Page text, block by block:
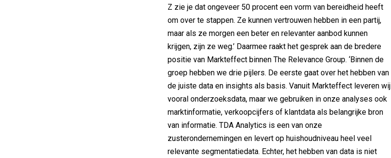
Z zie je dat ongeveer 50 procent een vorm van bereidheid heeft
om over te stappen. Ze kunnen vertrouwen hebben in een partij,
maar als ze morgen een beter en relevanter aanbod kunnen
krijgen, zijn ze weg.’ Daarmee raakt het gesprek aan de bredere
positie van Markteffect binnen The Relevance Group. ‘Binnen de
groep hebben we drie pijlers. De eerste gaat over het hebben van
de juiste data en insights als basis. Vanuit Markteffect leveren wij
vooral onderzoeksdata, maar we gebruiken in onze analyses ook
marktinformatie, verkoopcijfers of klantdata als belangrijke bron
van informatie. TDA Analytics is een van onze
zusterondernemingen en levert op huishoudniveau heel veel
relevante segmentatiedata. Echter, het hebben van data is niet